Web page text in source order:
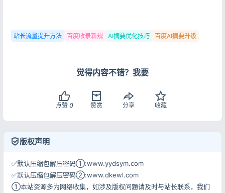
站长流量提升方法 百度收录新规 AI摘要优化技巧 百度AI摘要升级
觉得内容不错？我要
点赞 0 赞赏 分享 收藏
版权声明
✅默认压缩包解压密码①:www.yydsym.com
✅默认压缩包解压密码②:www.dkewl.com
①本站资源多为网络收集，如涉及版权问题请及时与站长联系，我们